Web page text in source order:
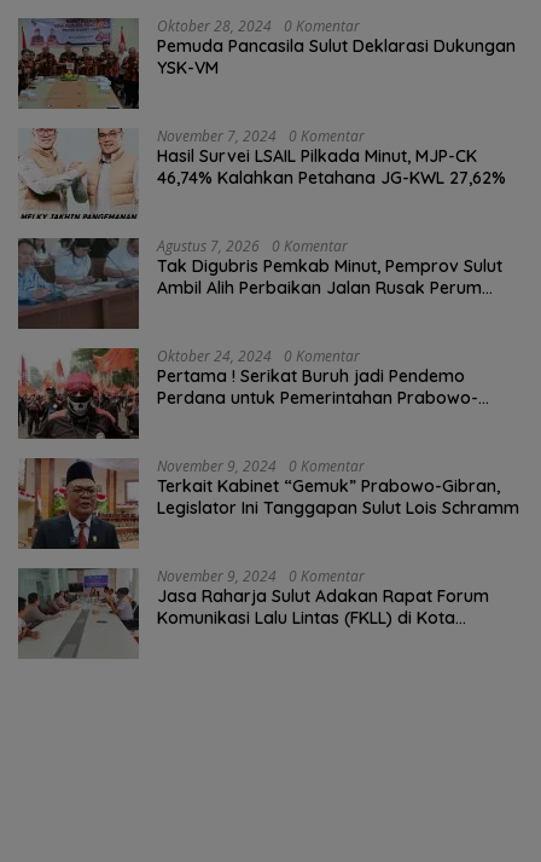
Oktober 28, 2024 0 Komentar
Pemuda Pancasila Sulut Deklarasi Dukungan
YSK-VM
November 7, 2024 0 Komentar
Hasil Survei LSAIL Pilkada Minut, MJP-CK
46,74% Kalahkan Petahana JG-KWL 27,62%
Agustus 7, 2026 0 Komentar
Tak Digubris Pemkab Minut, Pemprov Sulut
Ambil Alih Perbaikan Jalan Rusak Perum
Oktober 24, 2024 0 Komentar
Pertama ! Serikat Buruh jadi Pendemo
Perdana untuk Pemerintahan Prabowo-
November 9, 2024 0 Komentar
Terkait Kabinet “Gemuk” Prabowo-Gibran,
Legislator Ini Tanggapan Sulut Lois Schramm
November 9, 2024 0 Komentar
Jasa Raharja Sulut Adakan Rapat Forum
Komunikasi Lalu Lintas (FKLL) di Kota